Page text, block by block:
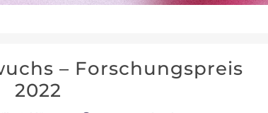
– Forschungspreis
2022